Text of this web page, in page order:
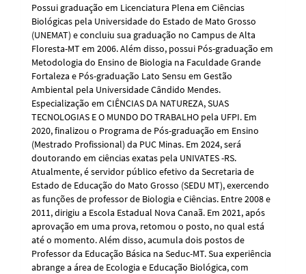
Possui graduação em Licenciatura Plena em Ciências
Biológicas pela Universidade do Estado de Mato Grosso
(UNEMAT) e concluiu sua graduação no Campus de Alta
Floresta-MT em 2006. Além disso, possui Pós-graduação em
Metodologia do Ensino de Biologia na Faculdade Grande
Fortaleza e Pós-graduação Lato Sensu em Gestão
Ambiental pela Universidade Cândido Mendes.
Especialização em CIÊNCIAS DA NATUREZA, SUAS
TECNOLOGIAS E O MUNDO DO TRABALHO pela UFPI. Em
2020, finalizou o Programa de Pós-graduação em Ensino
(Mestrado Profissional) da PUC Minas. Em 2024, será
doutorando em ciências exatas pela UNIVATES -RS.
Atualmente, é servidor público efetivo da Secretaria de
Estado de Educação do Mato Grosso (SEDU MT), exercendo
as funções de professor de Biologia e Ciências. Entre 2008 e
2011, dirigiu a Escola Estadual Nova Canaã. Em 2021, após
aprovação em uma prova, retomou o posto, no qual está
até o momento. Além disso, acumula dois postos de
Professor da Educação Básica na Seduc-MT. Sua experiência
abrange a área de Ecologia e Educação Biológica, com